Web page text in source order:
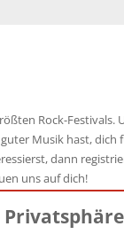
Rock-Festivals.
Musik hast, dich
dann
uns auf dich!
Privatsphäre